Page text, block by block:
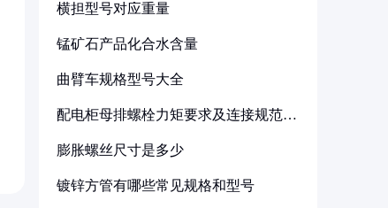
横担型号对应重量
锰矿石产品化合水含量
曲臂车规格型号大全
配电柜母排螺栓力矩要求及连接规范详
膨胀螺丝尺寸是多少
镀锌方管有哪些常见规格和型号